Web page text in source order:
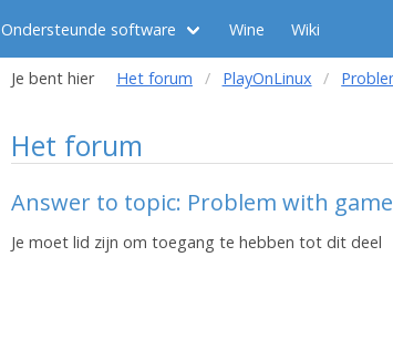
Ondersteunde software Wine Wiki
Je bent hier Het forum PlayOnLinux
Het forum
Answer to topic: Problem with
Je moet lid zijn om toegang te hebben tot dit deel